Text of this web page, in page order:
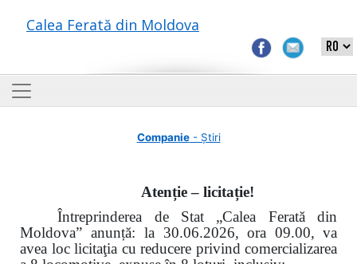
Calea Ferată din Moldova
Companie- Știri
Atenție – licitație!
Întreprinderea de Stat „Calea Ferată din
Moldova” anunță: la 30.06.2026, ora 09.00, va
avea loc licitaţia cu reducere privind comercializarea